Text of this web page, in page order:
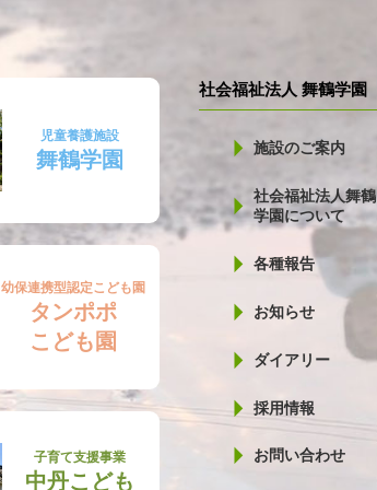
社会福祉法人 舞鶴学園
施設のご案内
社会福祉法人舞鶴
学園について
各種報告
お知らせ
ダイアリー
採用情報
お問い合わせ
児童養護施設
舞鶴学園
幼保連携型認定こども園
タンポポ
こども園
子育て支援事業
中丹こども